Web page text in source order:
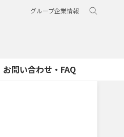
グループ企業情報
お問い合わせ・FAQ